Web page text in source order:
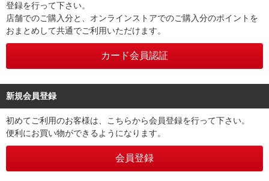
登録を行って下さい。
店舗でのご購入分と、オンラインストアでのご購入分のポイントを
おまとめして共通でご利用いただけます。
新規会員登録
初めてご利用のお客様は、こちらから会員登録を行って下さい。
便利にお買い物ができるようになります。